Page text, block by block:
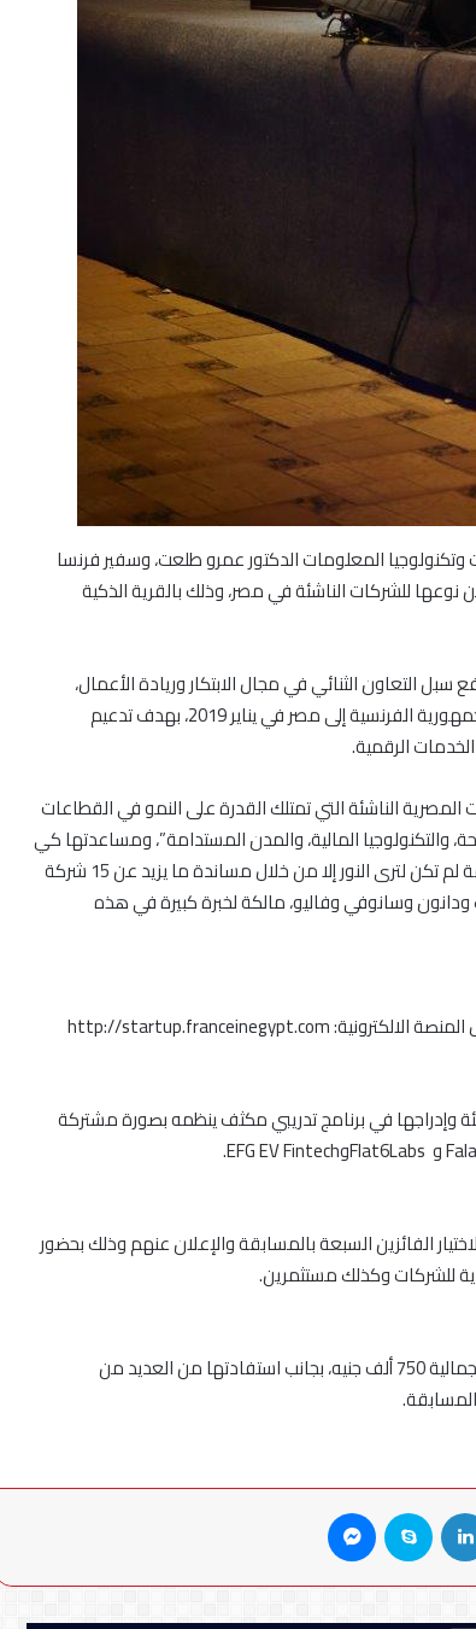
وتكنولوجيا المعلومات الدكتور عمرو طلعت، وسفير فرنسا
للشركات الناشئة في مصر، وذلك بالقرية الذكية
التعاون الثنائي في مجال الابتكار وريادة الأعمال،
وتأتي عقب إعلان النوايا الذي تم توقيعه خلال زيارة رئيس الجمهورية الفرنسية إلى مصر في يناير 2019، بهدف تدعيم
الرقمية.
الناشئة التي تمتلك القدرة على النمو في القطاعات
والتكنولوجيا المالية، والمدن المستدامة”، ومساعدتها كي
تصبح شركات رائدة في مجال التحول الرقمي. وهذه المسابقة لم تكن لترى النور إلا من خلال مساندة ما يزيد عن 15 شركة
ودانون وسانوفي وفاليو، مالكة لخبرة كبيرة في هذه
وإدراجها في برنامج تدريبي مكثف ينظمه بصورة مشتركة
الفائزين السبعة بالمسابقة والإعلان عنهم وذلك بحضور
للشركات وكذلك مستثمرين.
وستتقاسم الشركات الناشئة السبعة الفائزة جائزة قيمتها الإجمالية 750 ألف جنيه، بجانب استفادتها من العديد من
لينكدإن سكايب